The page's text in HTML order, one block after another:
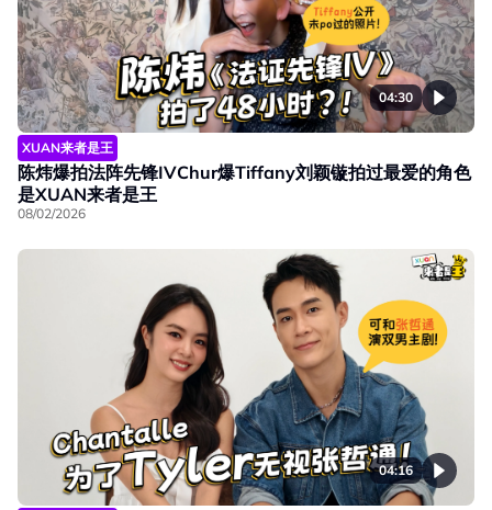
04:30
XUAN来者是王
陈炜爆拍法阵先锋IVChur爆Tiffany刘颖镟拍过最爱的角色
是XUAN来者是王
08/02/2026
04:16